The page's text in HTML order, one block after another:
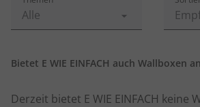
Alle
Bietet E WIE EINFACH auch Wallboxen
Derzeit bietet E WIE EINFACH keine